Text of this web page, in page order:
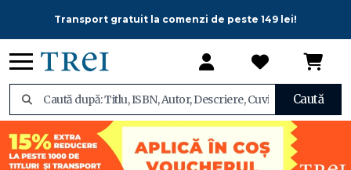
Transport gratuit la comenzi de peste 149 lei!
Caută